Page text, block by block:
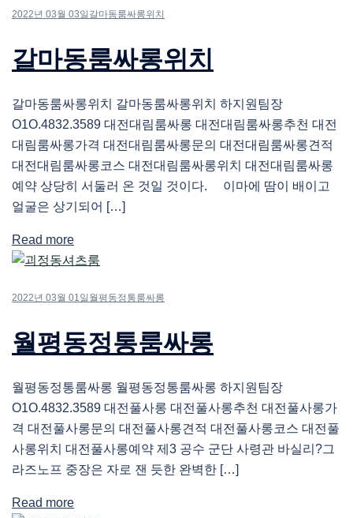
2022년 03월 03일 갈마동룸싸롱위치
갈마동룸싸롱위치
갈마동룸싸롱위치 갈마동룸싸롱위치 하지원팀장
O1O.4832.3589 대전대림룸싸롱 대전대림룸싸롱추천 대전
대림룸싸롱가격 대전대림룸싸롱문의 대전대림룸싸롱견적
대전대림룸싸롱코스 대전대림룸싸롱위치 대전대림룸싸롱
예약 상당히 서둘러 온 것일 것이다. 이마에 땀이 배이고
얼굴은 상기되어 […]
Read more
2022년 03월 01일 월평동정통룸싸롱
월평동정통룸싸롱
월평동정통룸싸롱 월평동정통룸싸롱 하지원팀장
O1O.4832.3589 대전풀사롱 대전풀사롱추천 대전풀사롱가
격 대전풀사롱문의 대전풀사롱견적 대전풀사롱코스 대전풀
사롱위치 대전풀사롱예약 제3 공수 군단 사령관 바실리?그
라즈노프 중장은 자로 잰 듯한 완벽한 […]
Read more